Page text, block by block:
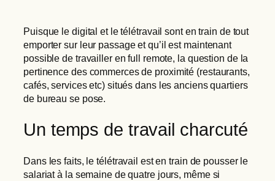
Puisque le digital et le télétravail sont en train de tout
emporter sur leur passage et qu’il est maintenant
possible de travailler en full remote, la question de la
pertinence des commerces de proximité (restaurants,
cafés, services etc) situés dans les anciens quartiers
de bureau se pose.
Un temps de travail charcuté
Dans les faits, le télétravail est en train de pousser le
salariat à la semaine de quatre jours, même si